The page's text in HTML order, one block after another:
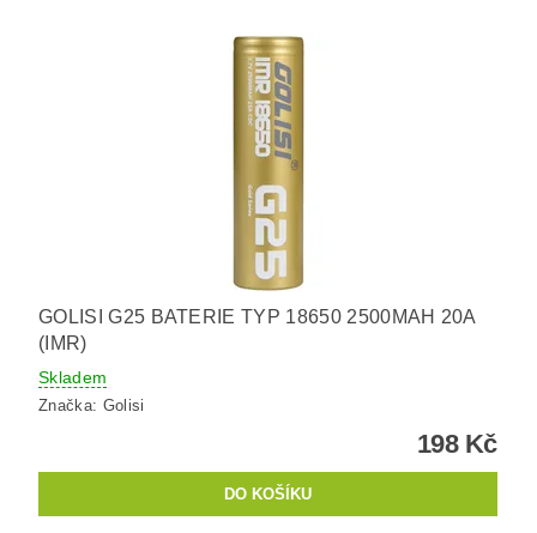
GOLISI G25 BATERIE TYP 18650 2500MAH 20A
(IMR)
Skladem
Značka: Golisi
198 Kč